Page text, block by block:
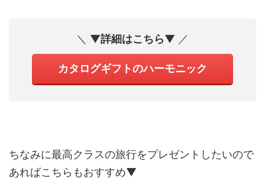
＼ ▼詳細はこちら▼ ／
カタログギフトのハーモニック
ちなみに最高クラスの旅行をプレゼントしたいので
あればこちらもおすすめ▼